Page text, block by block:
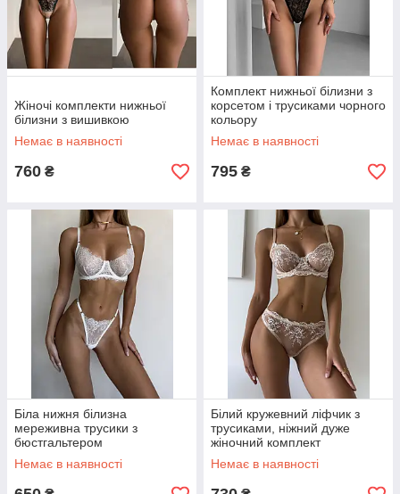
Жіночі комплекти нижньої
білизни з вишивкою
Немає в наявності
760 ₴
Комплект нижньої білизни з
корсетом і трусиками чорного
кольору
Немає в наявності
795 ₴
Біла нижня білизна
мереживна трусики з
бюстгальтером
Немає в наявності
Білий кружевний ліфчик з
трусиками, ніжний дуже
жіночний комплект
Немає в наявності